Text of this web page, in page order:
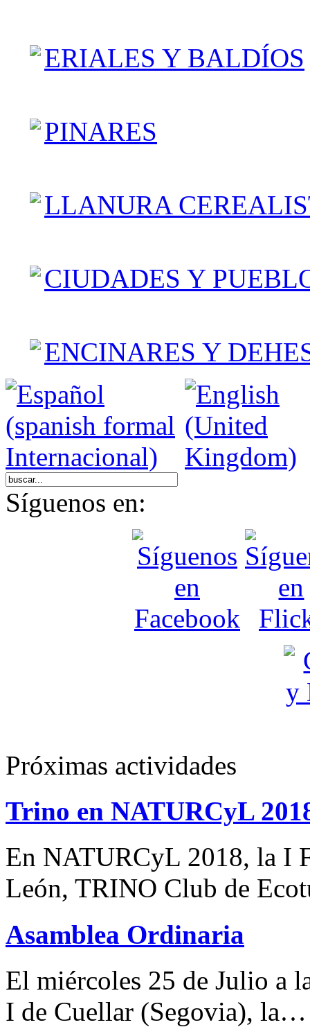
ERIALES Y BALDÍOS
PINARES
LLANURA
CIUDADES Y
ENCINARES Y
Síguenos en:
Próximas actividades
Trino en NATURCyL
En NATURCyL 2018, la I
León, TRINO Club de
Asamblea Ordinaria
El miércoles 25 de Julio a
I de Cuellar (Segovia), la…